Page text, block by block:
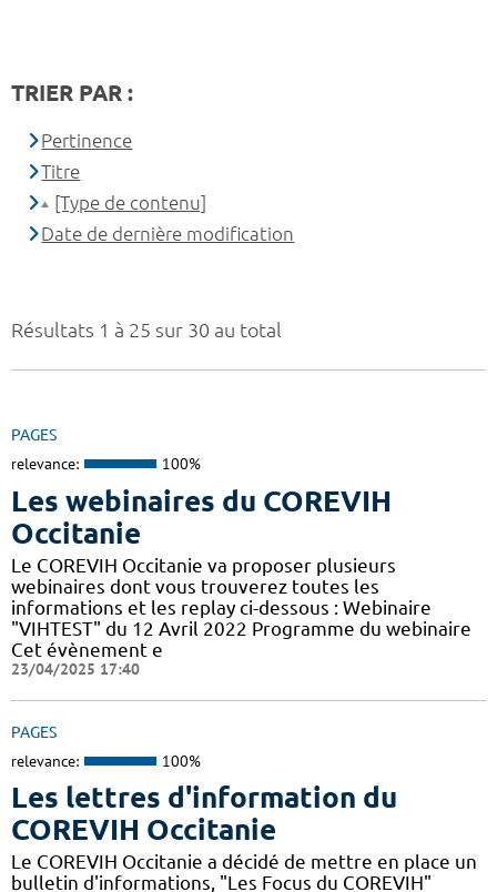
Résultats 1 à 25 sur 30 au total
PAGES
relevance: 100%
Les webinaires du COREVIH
Occitanie
Le COREVIH Occitanie va proposer plusieurs
webinaires dont vous trouverez toutes les
informations et les replay ci-dessous : Webinaire
"VIHTEST" du 12 Avril 2022 Programme du webinaire
Cet évènement e
23/04/2025 17:40
PAGES
relevance: 100%
Les lettres d'information du
COREVIH Occitanie
Le COREVIH Occitanie a décidé de mettre en place un
bulletin d'informations, "Les Focus du COREVIH"
TRIER PAR :
Pertinence
Titre
[Type de contenu]
Date de dernière modification